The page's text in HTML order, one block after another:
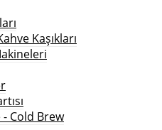
Kaşıkları
Cold Brew